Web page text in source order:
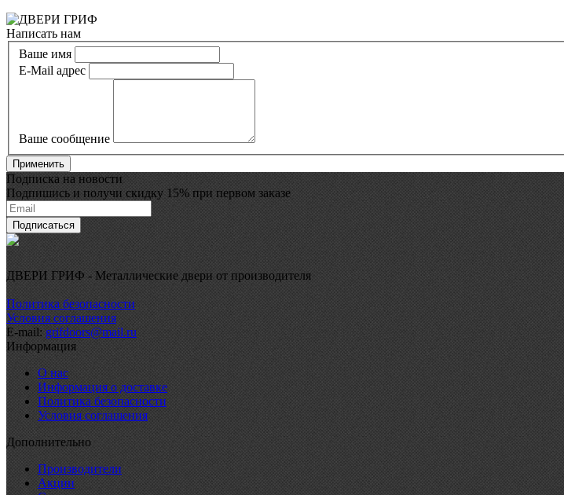
Написать нам
Ваше имя
E-Mail адрес
Ваше сообщение
Подписка на новости
Подпишись и получи скидку 15% при первом заказе
ДВЕРИ ГРИФ - Металлические двери от производителя
Политика безопасности
Условия соглашения
E-mail:grifdoors@mail.ru
Информация
О нас
Информация о доставке
Политика безопасности
Условия соглашения
Дополнительно
Производители
Акции